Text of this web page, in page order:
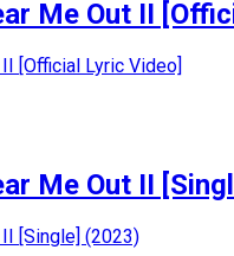
Me Out II
Me Out II